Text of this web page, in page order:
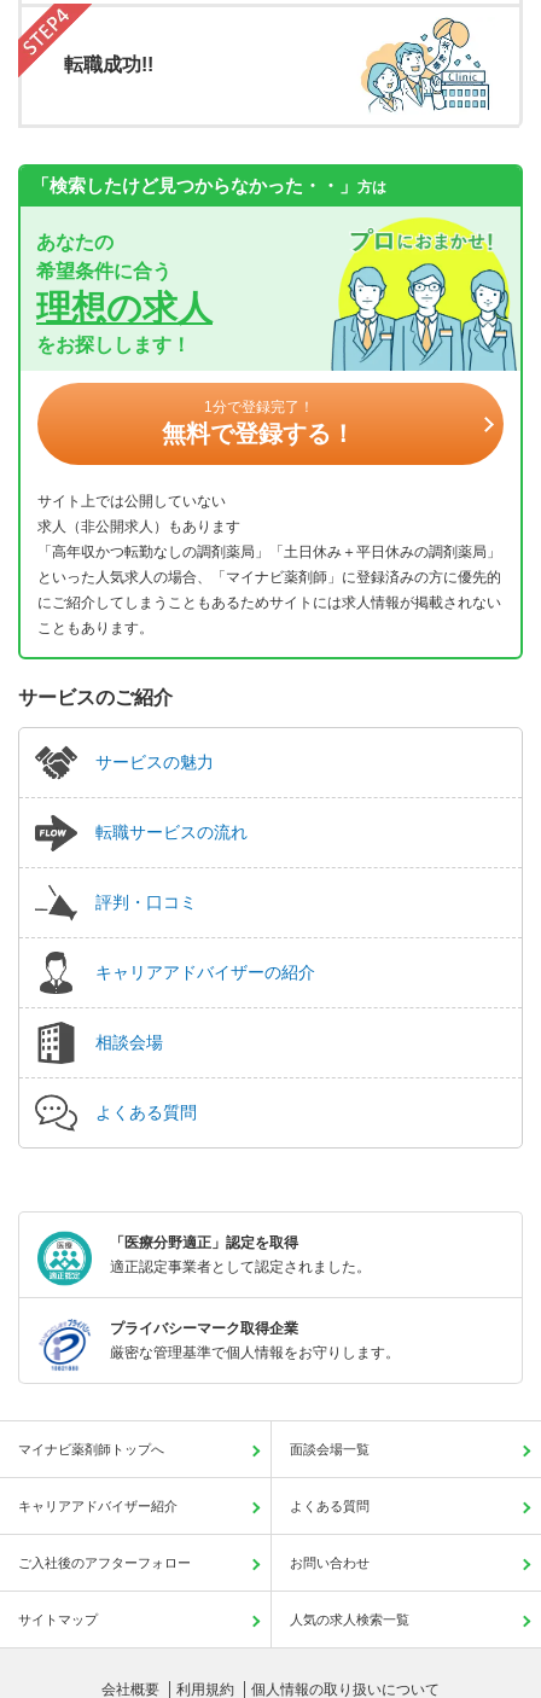
転職成功!!
「検索したけど見つからなかった・・」 方は
あなたの
希望条件に合う
理想の求人
をお探しします！
1分で登録完了！
無料で登録する！
サイト上では公開していない
求人（非公開求人）もあります
「高年収かつ転勤なしの調剤薬局」「土日休み＋平日休みの調剤薬局」
といった人気求人の場合、「マイナビ薬剤師」に登録済みの方に優先的
にご紹介してしまうこともあるためサイトには求人情報が掲載されない
こともあります。
サービスのご紹介
サービスの魅力
転職サービスの流れ
評判・口コミ
キャリアアドバイザーの紹介
相談会場
よくある質問
「医療分野適正」認定を取得
適正認定事業者として認定されました。
プライバシーマーク取得企業
厳密な管理基準で個人情報をお守りします。
マイナビ薬剤師トップへ 面談会場一覧
キャリアアドバイザー紹介 よくある質問
ご入社後のアフターフォロー お問い合わせ
サイトマップ 人気の求人検索一覧
会社概要 利用規約 個人情報の取り扱いについて